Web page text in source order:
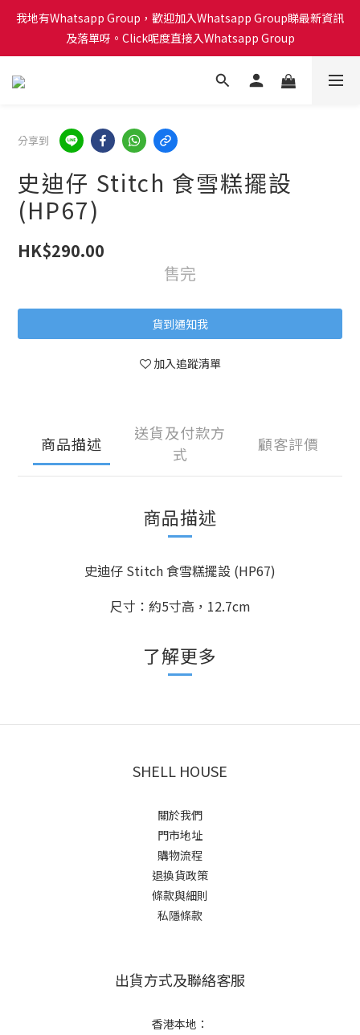
會員積分計劃已啟動！每買 $1蚊可以得1分換禮品喔！Click呢度睇
下有咩換購！🎁🎄
我地有Whatsapp Group，歡迎加入Whatsapp Group睇最新資訊
及落單呀。Click呢度直接入Whatsapp Group
會員積分計劃已啟動！每買 $1蚊可以得1分換禮品喔！Click呢度睇
分享到
史迪仔 Stitch 食雪糕擺設
(HP67)
HK$290.00
售完
貨到通知我
加入追蹤清單
商品描述
送貨及付款方
式
顧客評價
商品描述
史迪仔 Stitch 食雪糕擺設 (HP67)
尺寸：約5寸高，12.7cm
了解更多
SHELL HOUSE
關於我們
門市地址
購物流程
退換貨政策
條款與細則
私隱條款
出貨方式及聯絡客服
香港本地：